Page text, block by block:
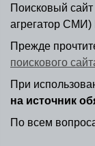
Поисковый сайт
агрегатор СМИ)
Прежде
поискового
При
на источник
По всем